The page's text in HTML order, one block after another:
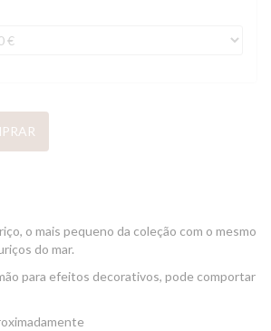
o mais pequeno da coleção com o mesmo
do mar.
para efeitos decorativos, pode comportar